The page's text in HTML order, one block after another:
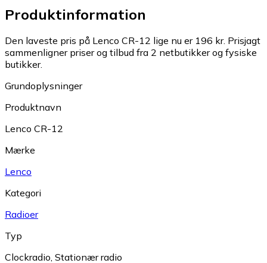
Produktinformation
Den laveste pris på Lenco CR-12 lige nu er 196 kr. Prisjagt
sammenligner priser og tilbud fra 2 netbutikker og fysiske
butikker.
Grundoplysninger
Produktnavn
Lenco CR-12
Mærke
Lenco
Kategori
Radioer
Typ
Clockradio, Stationær radio